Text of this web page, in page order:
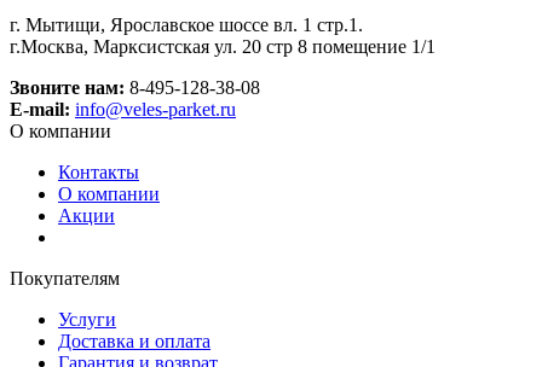
г. Мытищи, Ярославское шоссе вл. 1 стр.1.
г.Москва, Марксистская ул. 20 стр 8 помещение 1/1
Звоните нам: 8-495-128-38-08
E-mail: info@veles-parket.ru
О компании
Контакты
О компании
Акции
Покупателям
Услуги
Доставка и оплата
Гарантия и возврат